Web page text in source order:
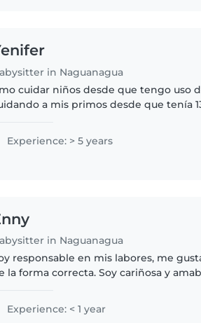
in Naguanagua
cuidar niños desde que tengo uso
a mis primos desde que tenía
Experience: > 5 years
in Naguanagua
responsable en mis labores, me
la forma correcta. Soy cariñosa y
Experience: < 1 year